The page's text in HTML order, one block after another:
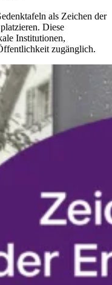
als Zeichen der
Diese
Institutionen,
zugänglich.